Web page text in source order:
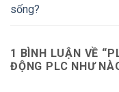
sống?
1 BÌNH LUẬN VỀ “
ĐỘNG PLC NHƯ